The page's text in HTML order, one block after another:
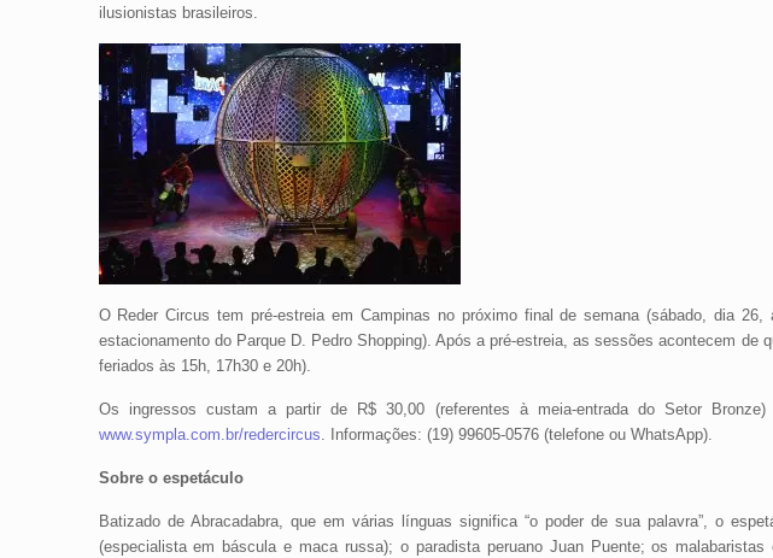
ilusionistas brasileiros.
O Reder Circus tem pré-estreia em Campinas no próximo final de semana (sábado, dia
estacionamento do Parque D. Pedro Shopping). Após a pré-estreia, as sessões acontecem
feriados às 15h, 17h30 e 20h).
Os ingressos custam a partir de R$ 30,00 (referentes à meia-entrada do Setor
www.sympla.com.br/redercircus. Informações: (19) 99605-0576 (telefone ou WhatsApp).
Sobre o espetáculo
Batizado de Abracadabra, que em várias línguas significa “o poder de sua palavra”, o
(especialista em báscula e maca russa); o paradista peruano Juan Puente; os